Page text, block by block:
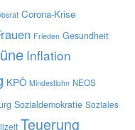
Corona-Krise
Frieden Gesundheit
Inflation
KPÖ Mindestlohn NEOS
Sozialdemokratie Soziales
Teuerung